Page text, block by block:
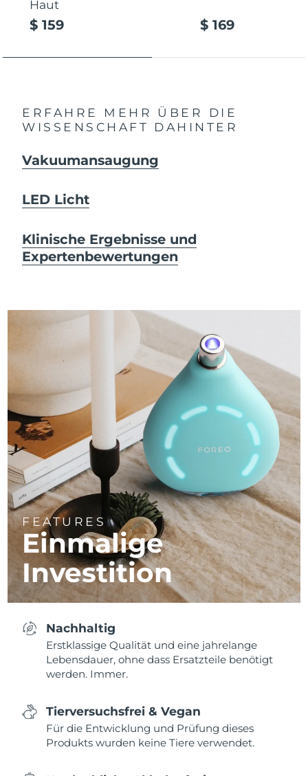
Haut
$ 159 $ 169
ERFAHRE MEHR ÜBER DIE
WISSENSCHAFT DAHINTER
Vakuumansaugung
LED Licht
Klinische Ergebnisse und
Expertenbewertungen
FEATURES
Einmalige
Investition
Nachhaltig
Erstklassige Qualität und eine jahrelange
Lebensdauer, ohne dass Ersatzteile benötigt
werden. Immer.
Tierversuchsfrei & Vegan
Für die Entwicklung und Prüfung dieses
Produkts wurden keine Tiere verwendet.